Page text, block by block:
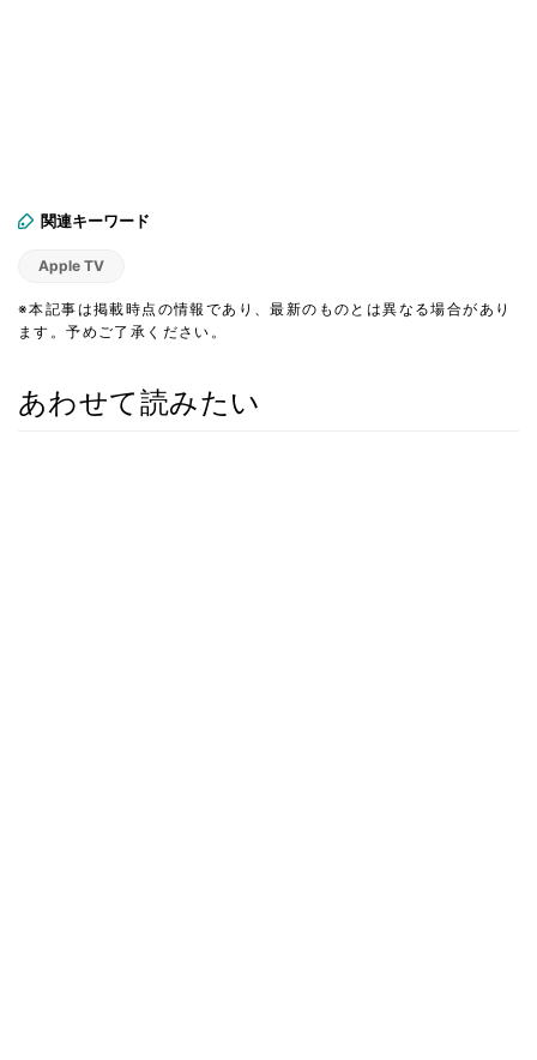
関連キーワード
Apple TV
※本記事は掲載時点の情報であり、最新のものとは異なる場合があり
ます。予めご了承ください。
あわせて読みたい